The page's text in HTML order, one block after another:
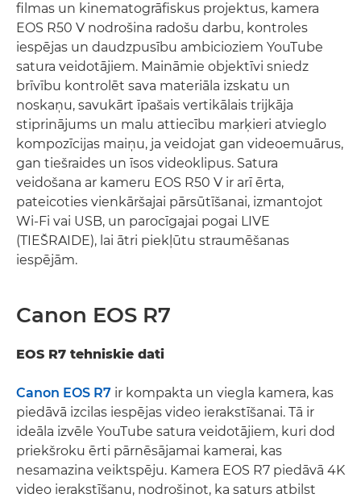
filmas un kinematogrāfiskus projektus, kamera
EOS R50 V nodrošina radošu darbu, kontroles
iespējas un daudzpusību ambicioziem YouTube
satura veidotājiem. Maināmie objektīvi sniedz
brīvību kontrolēt sava materiāla izskatu un
noskaņu, savukārt īpašais vertikālais trijkāja
stiprinājums un malu attiecību marķieri atvieglo
kompozīcijas maiņu, ja veidojat gan videoemuārus,
gan tiešraides un īsos videoklipus. Satura
veidošana ar kameru EOS R50 V ir arī ērta,
pateicoties vienkāršajai pārsūtīšanai, izmantojot
Wi-Fi vai USB, un parocīgajai pogai LIVE
(TIEŠRAIDE), lai ātri piekļūtu straumēšanas
iespējām.
Canon EOS R7
EOS R7 tehniskie dati
Canon EOS R7 ir kompakta un viegla kamera, kas
piedāvā izcilas iespējas video ierakstīšanai. Tā ir
ideāla izvēle YouTube satura veidotājiem, kuri dod
priekšroku ērti pārnēsājamai kamerai, kas
nesamazina veiktspēju. Kamera EOS R7 piedāvā 4K
video ierakstīšanu, nodrošinot, ka saturs atbilst